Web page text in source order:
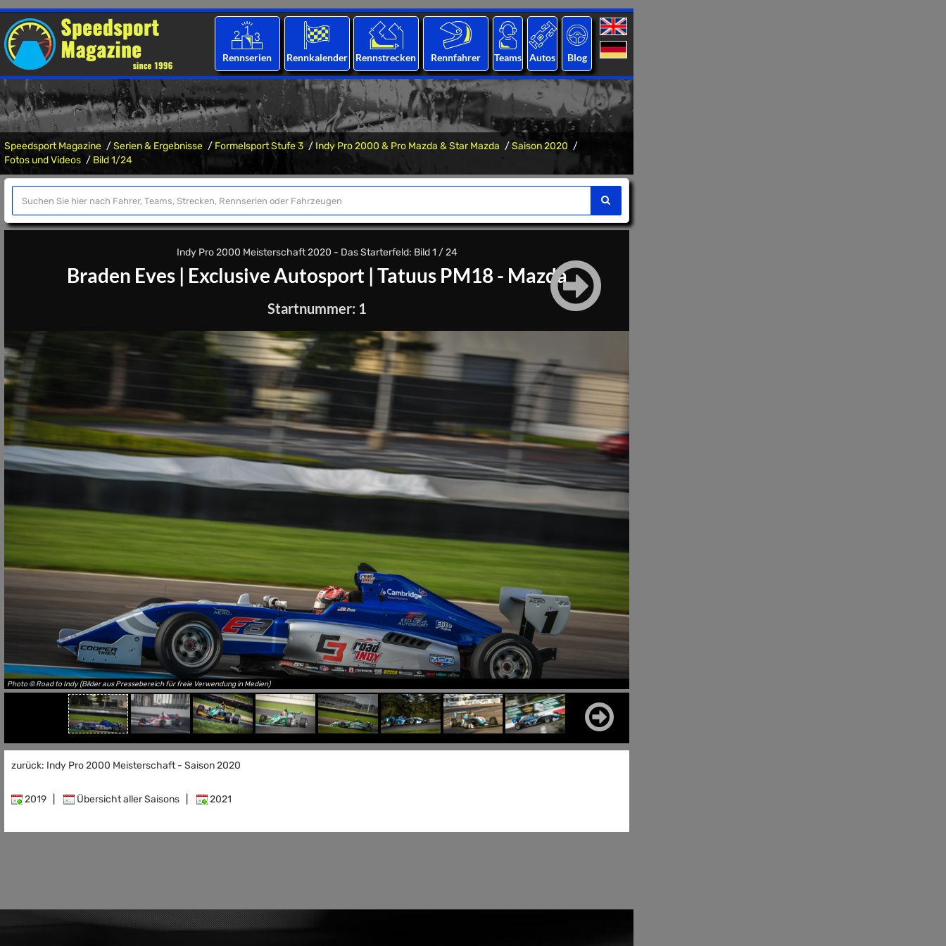
Rennserien Rennkalender Rennstrecken Rennfahrer Teams Autos Blog
Speedsport Magazine Serien & Ergebnisse Formelsport Stufe 3 Indy Pro 2000 & Pro Mazda & Star Mazda
Saison 2020
Fotos und Videos
Bild 1/24
Indy Pro 2000 Meisterschaft 2020 - Das Starterfeld: Bild 1 / 24
Braden Eves| Exclusive Autosport| Tatuus PM18 - Mazda
Startnummer: 1
Photo © Road to Indy (Bilder aus Pressebereich für freie Verwendung in Medien)
zurück: Indy Pro 2000 Meisterschaft - Saison 2020
2019 Übersicht aller Saisons 2021